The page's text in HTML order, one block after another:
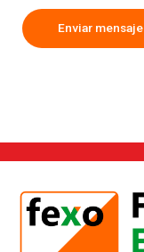
Enviar mensaje